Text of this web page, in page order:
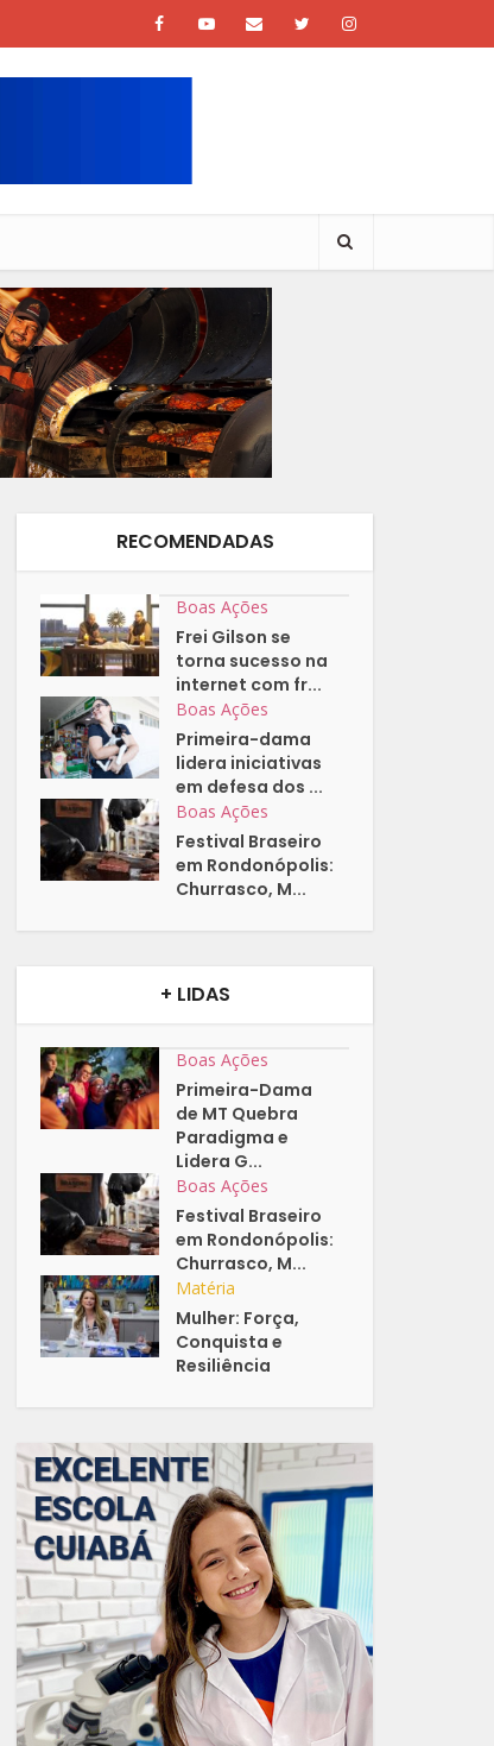
RECOMENDADAS
Boas Ações
Frei Gilson se
torna sucesso na
internet com fr...
Boas Ações
Primeira-dama
lidera iniciativas
em defesa dos ...
Boas Ações
Festival Braseiro
em Rondonópolis:
Churrasco, M...
+ LIDAS
Boas Ações
Primeira-Dama
de MT Quebra
Paradigma e
Lidera G...
Boas Ações
Festival Braseiro
em Rondonópolis:
Churrasco, M...
Matéria
Mulher: Força,
Conquista e
Resiliência